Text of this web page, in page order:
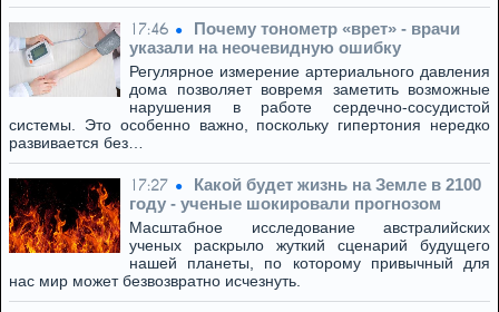
17:46
Почему тонометр «врет» - врачи
указали на неочевидную ошибку
Регулярное измерение артериального давления
дома позволяет вовремя заметить возможные
нарушения в работе сердечно-сосудистой
системы. Это особенно важно, поскольку гипертония нередко
развивается без…
17:27
Какой будет жизнь на Земле в 2100
году - ученые шокировали прогнозом
Масштабное исследование австралийских
ученых раскрыло жуткий сценарий будущего
нашей планеты, по которому привычный для
нас мир может безвозвратно исчезнуть.